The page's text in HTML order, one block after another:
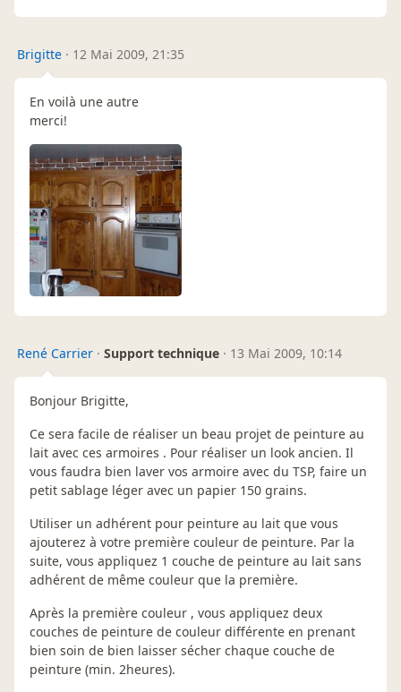
Brigitte · 12 Mai 2009, 21:35
En voilà une autre
merci!
René Carrier · Support technique · 13 Mai 2009, 10:14
Bonjour Brigitte,
Ce sera facile de réaliser un beau projet de peinture au
lait avec ces armoires . Pour réaliser un look ancien. Il
vous faudra bien laver vos armoire avec du TSP, faire un
petit sablage léger avec un papier 150 grains.
Utiliser un adhérent pour peinture au lait que vous
ajouterez à votre première couleur de peinture. Par la
suite, vous appliquez 1 couche de peinture au lait sans
adhérent de même couleur que la première.
Après la première couleur , vous appliquez deux
couches de peinture de couleur différente en prenant
bien soin de bien laisser sécher chaque couche de
peinture (min. 2heures).